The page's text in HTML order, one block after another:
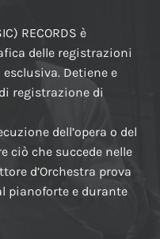
RECORDS è
delle registrazioni
Detiene e
registrazione di
dell’opera o del
ciò che succede nelle
d’Orchestra prova
pianoforte e durante